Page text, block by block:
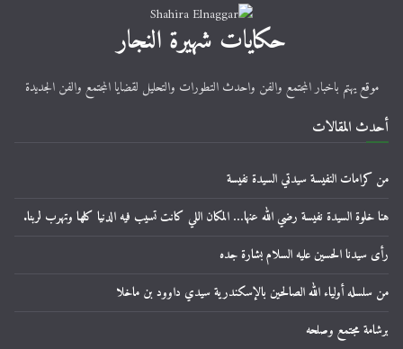
حكايات شهيرة النجار
موقع يهتم باخبار المجتمع والفن واحدث التطورات والتحليل لقضايا المجتمع والفن الجديدة
أحدث المقالات
من كرامات النفيسة سيدتي السيدة نفيسة
هنا خلوة السيدة نفيسة رضي الله عنها… المكان اللي كانت تسيب فيه الدنيا كلها وتهرب لربنا.
رأى سيدنا الحسين عليه السلام بشارة جده
من سلسله أولياء الله الصالحين بالإسكندرية سيدي داوود بن ماخلا
برشامة مجتمع وصلحه